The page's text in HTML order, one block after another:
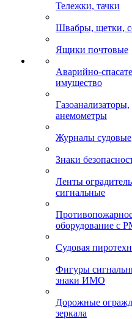
Тележки, тачки
Швабры, щетки,
Ящики почтовые
Аварийно-
имущество
Газоанализаторы,
анемометры
Журналы судовые
Знаки
Ленты
сигнальные
оборудование с
Судовая
Фигуры
знаки ИМО
Дорожные
зеркала